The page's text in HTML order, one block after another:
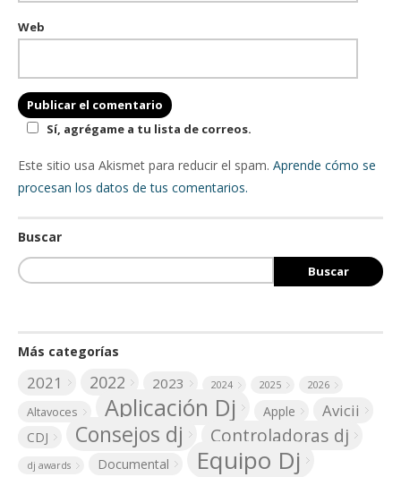
Web
Sí, agrégame a tu lista de correos.
Este sitio usa Akismet para reducir el spam. Aprende cómo se
procesan los datos de tus comentarios.
Buscar
Más categorías
2021 2022 2023 2024 2025 2026
Altavoces Aplicación Dj Apple Avicii
CDJ Consejos dj Controladoras dj
dj awards Documental Equipo Dj